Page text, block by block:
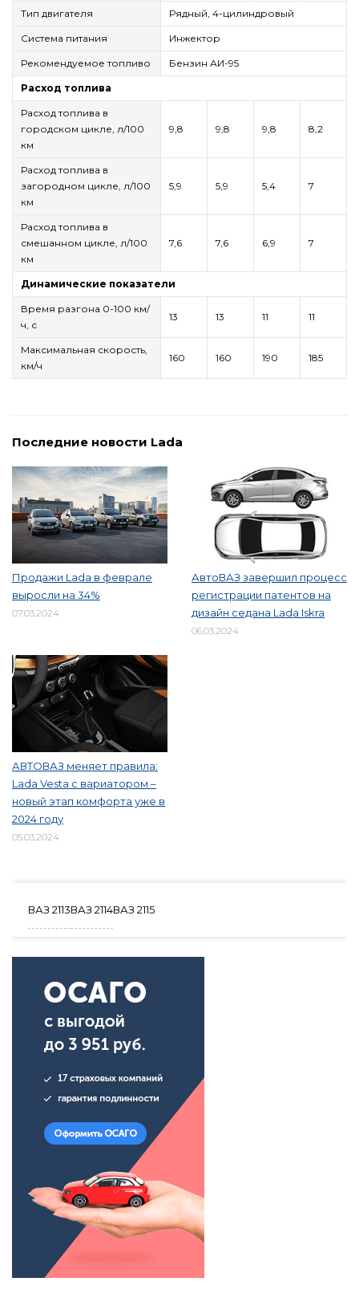
Тип двигателя Рядный, 4-цилиндровый
Система питания Инжектор
Рекомендуемое топливо Бензин АИ-95
Расход топлива
Расход топлива в
городском цикле, л/100
км
9,8 9,8 9,8 8,2
Расход топлива в
загородном цикле, л/100
км
5,9 5,9 5,4 7
Расход топлива в
смешанном цикле, л/100
км
7,6 7,6 6,9 7
Динамические показатели
Время разгона 0-100 км/
ч, с
13 13 11 11
Максимальная скорость,
км/ч
160 160 190 185
Последние новости Lada
Продажи Lada в феврале
выросли на 34%
07.03.2024
АвтоВАЗ завершил процесс
регистрации патентов на
дизайн седана Lada Iskra
06.03.2024
АВТОВАЗ меняет правила:
Lada Vesta с вариатором –
новый этап комфорта уже в
2024 году
05.03.2024
ВАЗ 2113ВАЗ 2114ВАЗ 2115